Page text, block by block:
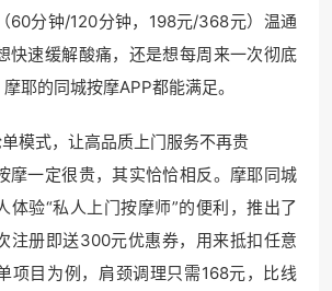
60分钟/120分钟，198元/368元）温通
快速缓解酸痛，还是想每周来一次彻底
耶的同城按摩APP都能满足。
模式，让高品质上门服务不再贵
摩一定很贵，其实恰恰相反。摩耶同城
体验“私人上门按摩师”的便利，推出了
注册即送300元优惠券，用来抵扣任意
项目为例，肩颈调理只需168元，比线